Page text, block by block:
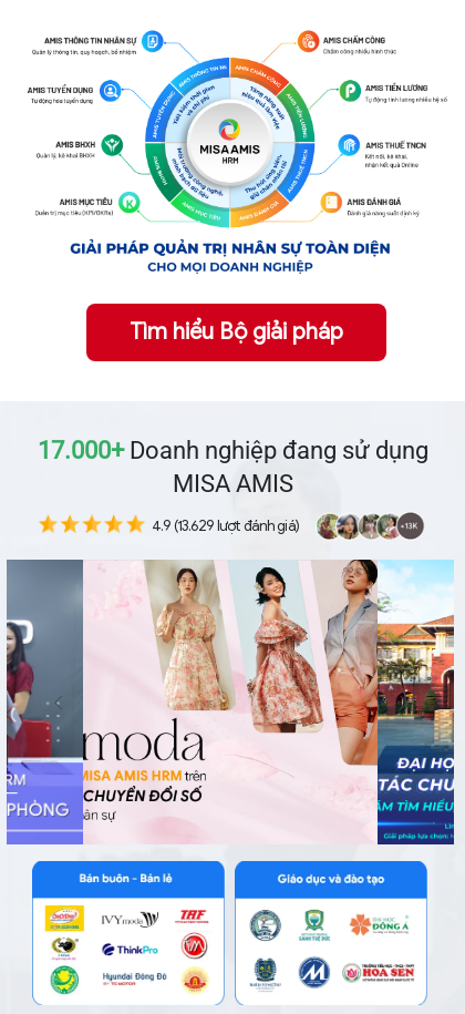
Tìm hiểu Bộ giải pháp
17.000+Doanh nghiệp đang sử dụng
MISA AMIS
4.9 (13.629 lượt đánh giá)